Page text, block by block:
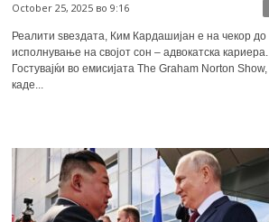
October 25, 2025 во 9:16
Реалити ѕвездата, Ким Кардашијан е на чекор до
исполнување на својот сон – адвокатска кариера.
Гостувајќи во емисијата The Graham Norton Show,
каде...